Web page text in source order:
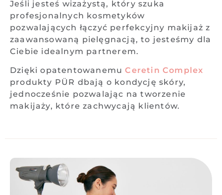
Jeśli jesteś wizażystą, który szuka
profesjonalnych kosmetyków
pozwalających łączyć perfekcyjny makijaż z
zaawansowaną pielęgnacją, to jesteśmy dla
Ciebie idealnym partnerem.
Dzięki opatentowanemuCeretin Complex
produkty PÜR dbają o kondycję skóry,
jednocześnie pozwalając na tworzenie
makijaży, które zachwycają klientów.